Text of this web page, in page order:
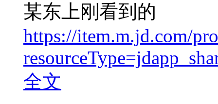
某东上刚看到的
https://item.m.jd.com/
全文